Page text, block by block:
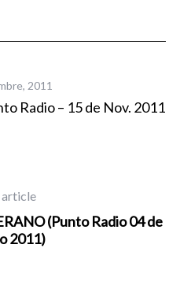
2011
Radio – 15 de Nov. 2011
(Punto Radio 04 de
2011)